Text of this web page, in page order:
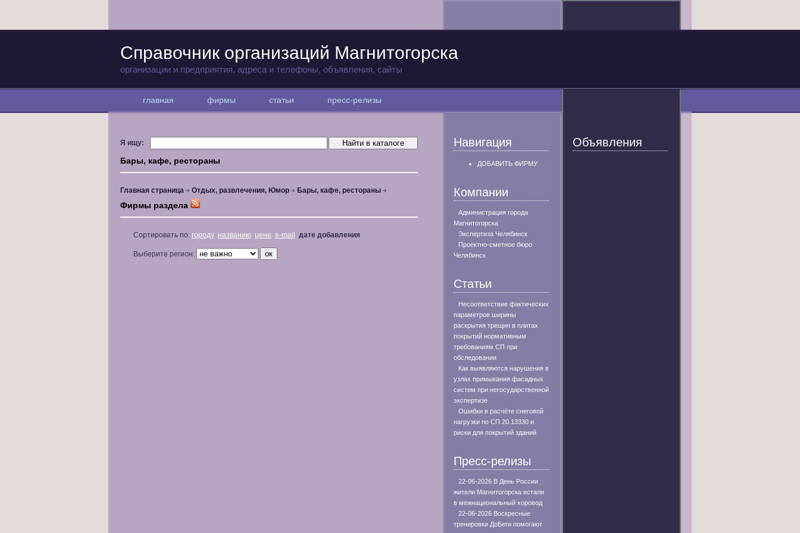
Справочник организаций Магнитогорска
организации и предприятия, адреса и телефоны, объявления, сайты
главная фирмы статьи пресс-релизы
Я ищу:
Бары, кафе, рестораны
Главная страница Отдых, развлечения, Юмор Бары, кафе, рестораны
Фирмы раздела
Сортировать по: городу названию цене e-mail дате добавления
Выберите регион:
Навигация
ДОБАВИТЬ ФИРМУ
Компании
Администрация города
Магнитогорска
Экспертиза Челябинск
Проектно-сметное бюро
Челябинск
Статьи
Несоответствие фактических
параметров ширины
раскрытия трещин в плитах
покрытий нормативным
требованиям СП при
обследовании
Как выявляются нарушения в
узлах примыкания фасадных
систем при негосударственной
экспертизе
Ошибки в расчёте снеговой
нагрузки по СП 20.13330 и
риски для покрытий зданий
Пресс-релизы
22-06-2026 В День России
жители Магнитогорска встали
в межнациональный хоровод
22-06-2026 Воскресные
тренировки ДоБеги помогают
Объявления